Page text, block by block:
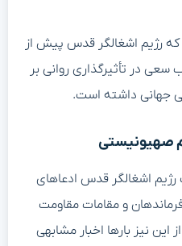
رژیم اشغالگر قدس پیش از
سعی در تأثیرگذاری روانی بر
جهانی داشته است.
صهیونیستی
رژیم اشغالگر قدس ادعاهای
و مقامات مقاومت
نیز بارها اخبار مشابهی